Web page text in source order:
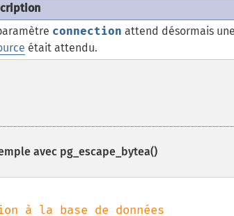
connection attend désormais
était attendu.
avec pg_escape_bytea()